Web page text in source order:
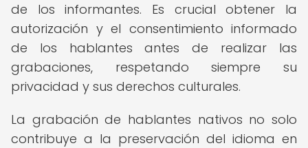
de los informantes. Es crucial obtener la
autorización y el consentimiento informado
de los hablantes antes de realizar las
grabaciones, respetando siempre su
privacidad y sus derechos culturales.
La grabación de hablantes nativos no solo
contribuye a la preservación del idioma en